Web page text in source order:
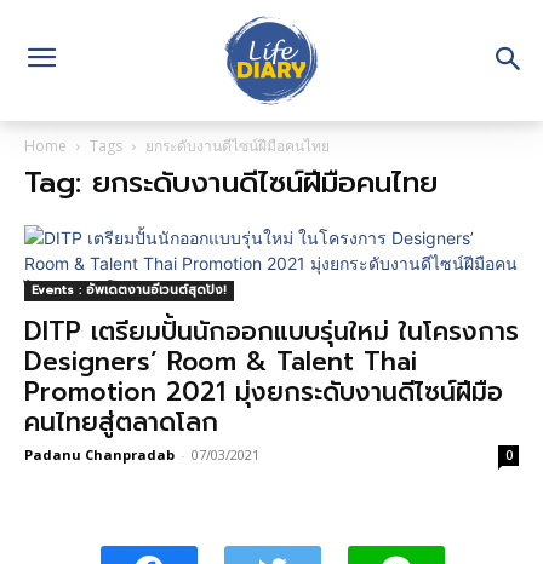
Home Tags ยกระดับงานดีไซน์ฝีมือคนไทย
Tag: ยกระดับงานดีไซน์ฝีมือคนไทย
Events : อัพเดตงานอีเวนต์สุดปัง!
DITP เตรียมปั้นนักออกแบบรุ่นใหม่ ในโครงการ
Designers’ Room & Talent Thai
Promotion 2021 มุ่งยกระดับงานดีไซน์ฝีมือ
คนไทยสู่ตลาดโลก
Padanu Chanpradab - 07/03/2021 0